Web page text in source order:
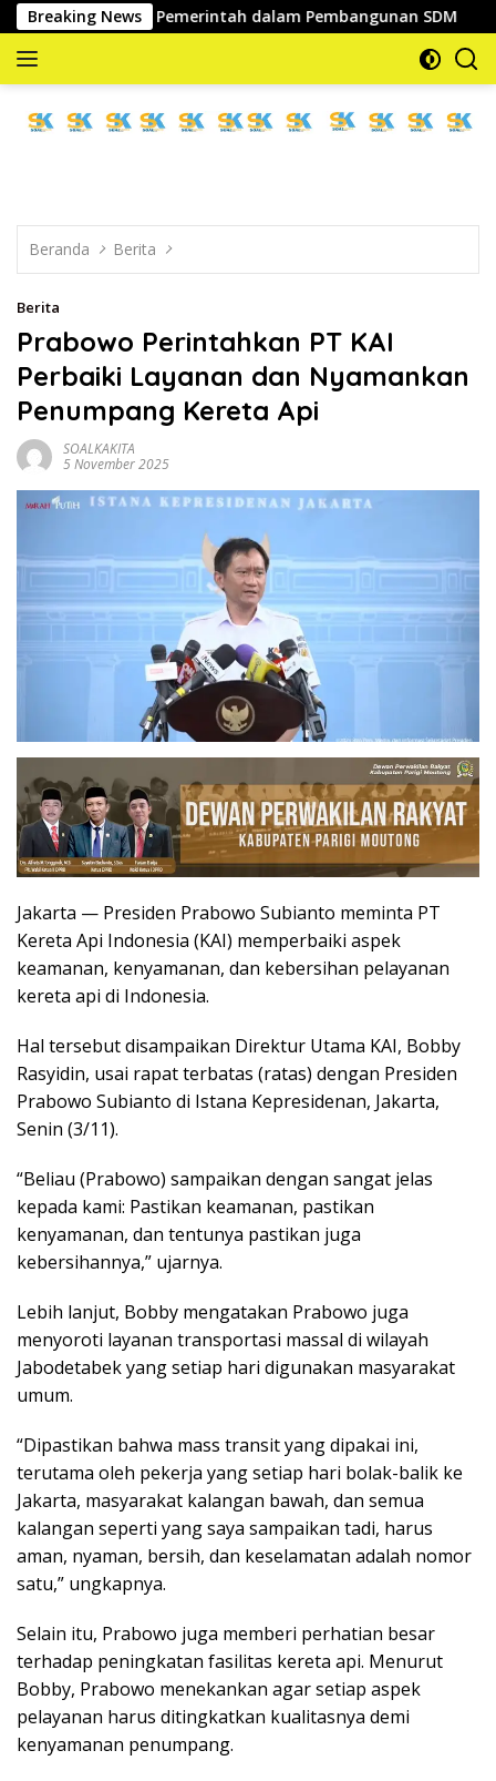
Langsung
ke
konten
Breaking News
Pemerintah dalam Pembangunan SDM Serap
mengabarkan
Beranda Berita
Berita
Prabowo Perintahkan PT KAI
Perbaiki Layanan dan Nyamankan
Penumpang Kereta Api
SOALKAKITA
5 November 2025
Jakarta — Presiden Prabowo Subianto meminta PT
Kereta Api Indonesia (KAI) memperbaiki aspek
keamanan, kenyamanan, dan kebersihan pelayanan
kereta api di Indonesia.
Hal tersebut disampaikan Direktur Utama KAI, Bobby
Rasyidin, usai rapat terbatas (ratas) dengan Presiden
Prabowo Subianto di Istana Kepresidenan, Jakarta,
Senin (3/11).
“Beliau (Prabowo) sampaikan dengan sangat jelas
kepada kami: Pastikan keamanan, pastikan
kenyamanan, dan tentunya pastikan juga
kebersihannya,” ujarnya.
Lebih lanjut, Bobby mengatakan Prabowo juga
menyoroti layanan transportasi massal di wilayah
Jabodetabek yang setiap hari digunakan masyarakat
umum.
“Dipastikan bahwa mass transit yang dipakai ini,
terutama oleh pekerja yang setiap hari bolak-balik ke
Jakarta, masyarakat kalangan bawah, dan semua
kalangan seperti yang saya sampaikan tadi, harus
aman, nyaman, bersih, dan keselamatan adalah nomor
satu,” ungkapnya.
Selain itu, Prabowo juga memberi perhatian besar
terhadap peningkatan fasilitas kereta api. Menurut
Bobby, Prabowo menekankan agar setiap aspek
pelayanan harus ditingkatkan kualitasnya demi
kenyamanan penumpang.